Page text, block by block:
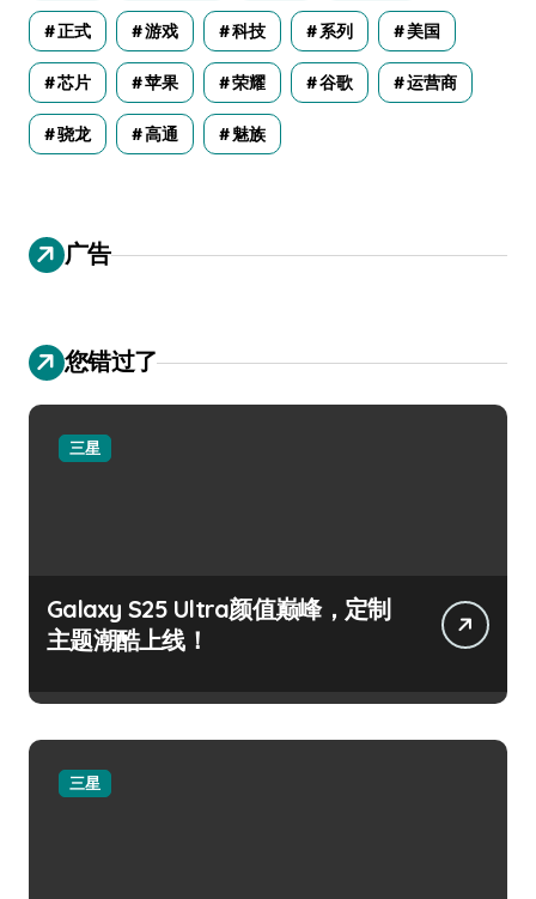
正式 游戏 科技 系列 美国
芯片 苹果 荣耀 谷歌 运营商
骁龙 高通 魅族
广告
您错过了
三星
Galaxy S25 Ultra颜值巅峰，定制
主题潮酷上线！
三星